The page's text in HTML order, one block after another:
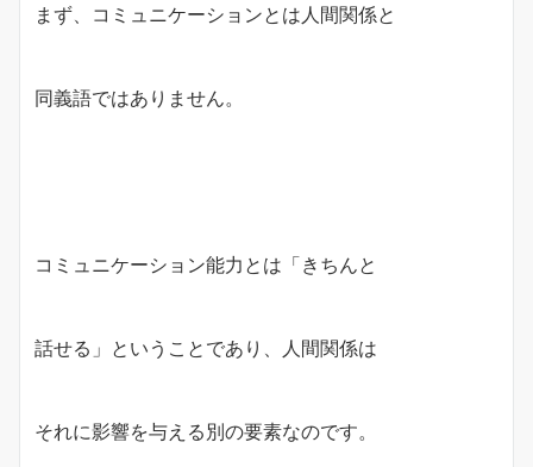
まず、コミュニケーションとは人間関係と
同義語ではありません。
コミュニケーション能力とは「きちんと
話せる」ということであり、人間関係は
それに影響を与える別の要素なのです。